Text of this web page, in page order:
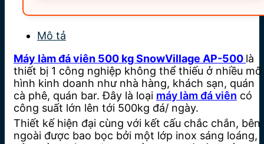
Nhập khẩu nguyên chiếc 100%
Bảo hành 12 tháng
Mô tả
Máy làm đá viên 500 kg SnowVillage AP-500 là
thiết bị 1 công nghiệp không thể thiếu ở nhiều mô
hình kinh doanh như nhà hàng, khách sạn, quán
cà phê, quán bar. Đây là loại máy làm đá viên có
công suất lớn lên tới 500kg đá/ ngày.
Thiết kế hiện đại cùng với kết cấu chắc chắn, bên
ngoài được bao bọc bởi một lớp inox sáng loáng,